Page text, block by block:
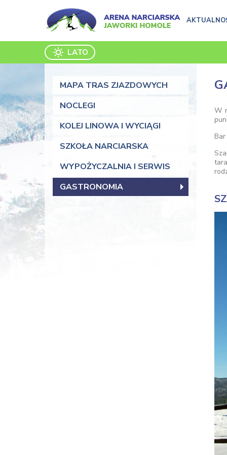
LATO
MAPA TRAS ZJAZDOWYCH
NOCLEGI
KOLEJ LINOWA I WYCIĄGI
SZKOŁA NARCIARSKA
WYPOŻYCZALNIA I SERWIS
GASTRONOMIA
W